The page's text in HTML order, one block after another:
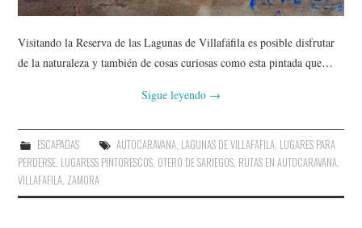
Visitando la Reserva de las Lagunas de Villafáfila es posible disfrutar
de la naturaleza y también de cosas curiosas como esta pintada que…
Sigue leyendo →
ESCAPADAS AUTOCARAVANA, LAGUNAS DE VILLAFAFILA, LUGARES PARA
PERDERSE, LUGARESS PINTORESCOS, OTERO DE SARIEGOS, RUTAS EN AUTOCARAVANA,
VILLAFAFILA, ZAMORA